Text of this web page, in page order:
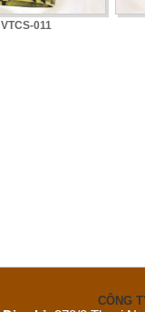
VTCS-011
CÔNG